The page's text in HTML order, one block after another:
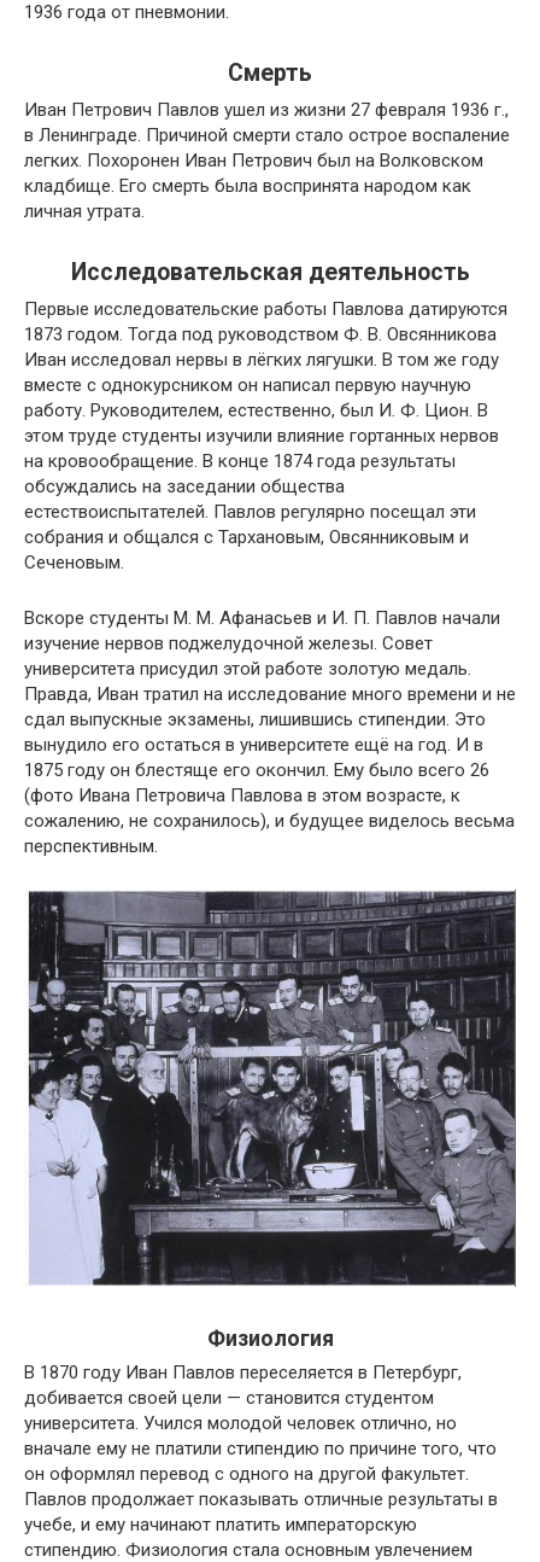
1936 года от пневмонии.
Смерть
Иван Петрович Павлов ушел из жизни 27 февраля 1936 г.,
в Ленинграде. Причиной смерти стало острое воспаление
легких. Похоронен Иван Петрович был на Волковском
кладбище. Его смерть была воспринята народом как
личная утрата.
Исследовательская деятельность
Первые исследовательские работы Павлова датируются
1873 годом. Тогда под руководством Ф. В. Овсянникова
Иван исследовал нервы в лёгких лягушки. В том же году
вместе с однокурсником он написал первую научную
работу. Руководителем, естественно, был И. Ф. Цион. В
этом труде студенты изучили влияние гортанных нервов
на кровообращение. В конце 1874 года результаты
обсуждались на заседании общества
естествоиспытателей. Павлов регулярно посещал эти
собрания и общался с Тархановым, Овсянниковым и
Сеченовым.
Вскоре студенты М. М. Афанасьев и И. П. Павлов начали
изучение нервов поджелудочной железы. Совет
университета присудил этой работе золотую медаль.
Правда, Иван тратил на исследование много времени и не
сдал выпускные экзамены, лишившись стипендии. Это
вынудило его остаться в университете ещё на год. И в
1875 году он блестяще его окончил. Ему было всего 26
(фото Ивана Петровича Павлова в этом возрасте, к
сожалению, не сохранилось), и будущее виделось весьма
перспективным.
Физиология
В 1870 году Иван Павлов переселяется в Петербург,
добивается своей цели — становится студентом
университета. Учился молодой человек отлично, но
вначале ему не платили стипендию по причине того, что
он оформлял перевод с одного на другой факультет.
Павлов продолжает показывать отличные результаты в
учебе, и ему начинают платить императорскую
стипендию. Физиология стала основным увлечением